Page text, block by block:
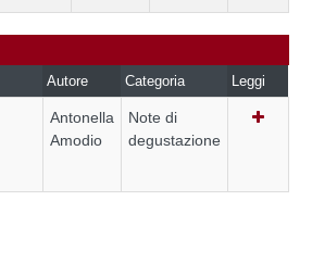
Autore Categoria Leggi
Antonella
Amodio
Note di
degustazione